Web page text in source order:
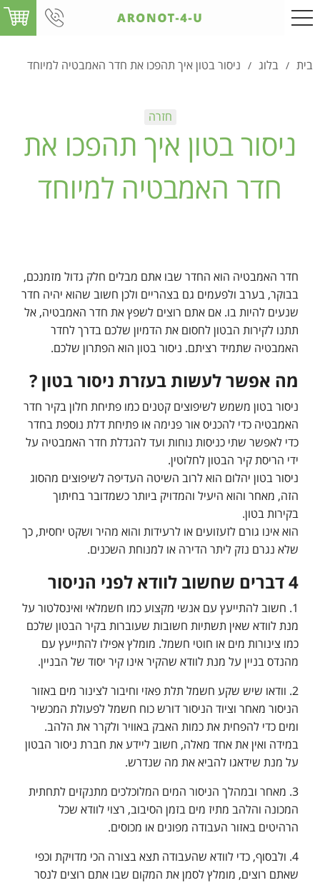
בית / בלוג / ניסור בטון איך תהפכו את חדר האמבטיה למיוחד
ניסור בטון איך תהפכו את
חדר האמבטיה למיוחד
חדר האמבטיה הוא החדר שבו אתם מבלים חלק גדול מזמנכם,
בבוקר, בערב ולפעמים גם בצהריים ולכן חשוב שהוא יהיה חדר
שנעים להיות בו. אם אתם רוצים לשפץ את חדר האמבטיה, אל
תתנו לקירות הבטון לחסום את הדמיון שלכם בדרך לחדר
האמבטיה שתמיד רציתם. ניסור בטון הוא הפתרון שלכם.
מה אפשר לעשות בעזרת ניסור בטון ?
ניסור בטון משמש לשיפוצים קטנים כמו פתיחת חלון בקיר חדר
האמבטיה כדי להכניס אור פנימה או פתיחת דלת נוספת בחדר
כדי לאפשר שתי כניסות נוחות ועד להגדלת חדר האמבטיה על
ידי הריסת קיר הבטון לחלוטין.
ניסור בטון יהלום הוא לרוב השיטה העדיפה לשיפוצים מהסוג
הזה, מאחר והוא היעיל והמדויק ביותר כשמדובר בחיתוך
בקירות בטון.
הוא אינו גורם לזעזועים או לרעידות והוא מהיר ושקט יחסית, כך
שלא נגרם נזק ליתר הדירה או למנוחת השכנים.
4 דברים שחשוב לוודא לפני הניסור
1. חשוב להתייעץ עם אנשי מקצוע כמו חשמלאי ואינסלטור על
מנת לוודא שאין תשתיות חשובות שעוברות בקיר הבטון שלכם
כמו צינורות מים או חוטי חשמל. מומלץ אפילו להתייעץ עם
מהנדס בניין על מנת לוודא שהקיר אינו קיר יסוד של הבניין.
2. וודאו שיש שקע חשמל תלת פאזי וחיבור לצינור מים באזור
הניסור מאחר וציוד הניסור דורש כוח חשמל לפעולת המכשיר
ומים כדי להפחית את כמות האבק באוויר ולקרר את הלהב.
במידה ואין את אחד מאלה, חשוב ליידע את חברת ניסור הבטון
על מנת שידאגו להביא את מה שנדרש.
3. מאחר ובמהלך הניסור המים המלוכלכים מתנקזים לתחתית
המכונה והלהב מתיז מים בזמן הסיבוב, רצוי לוודא שכל
הרהיטים באזור העבודה מפונים או מכוסים.
4. ולבסוף, כדי לוודא שהעבודה תצא בצורה הכי מדויקת וכפי
שאתם רוצים, מומלץ לסמן את המקום שבו אתם רוצים לנסר